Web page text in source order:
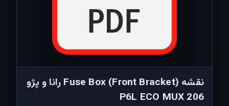
نقشه Fuse Box (Front Bracket) رانا و پژو
206 P6L ECO MUX